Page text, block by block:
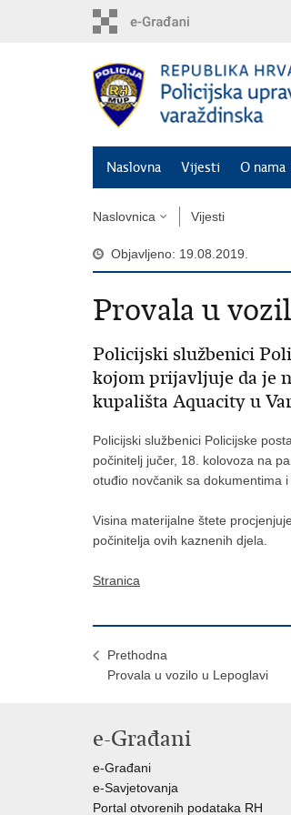
Naslovna Vijesti O nama
Naslovnica Vijesti
Objavljeno: 19.08.2019.
Provala u
Policijski službenici
kojom prijavljuje da je
kupališta Aquacity u
Policijski službenici Policijske
počinitelj jučer, 18. kolovoza na
otuđio novčanik sa dokumentima i
Visina materijalne štete
počinitelja ovih kaznenih djela.
Stranica
Prethodna
Provala u vozilo u Lepoglavi
e-Građani
e-Građani
e-Savjetovanja
Portal otvorenih podataka RH